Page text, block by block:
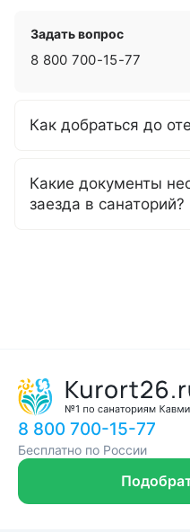
Задать вопрос
8 800 700-15-77
Как добраться до
Какие документы
заезда в санаторий?
8 800 700-15-77
Бесплатно по России